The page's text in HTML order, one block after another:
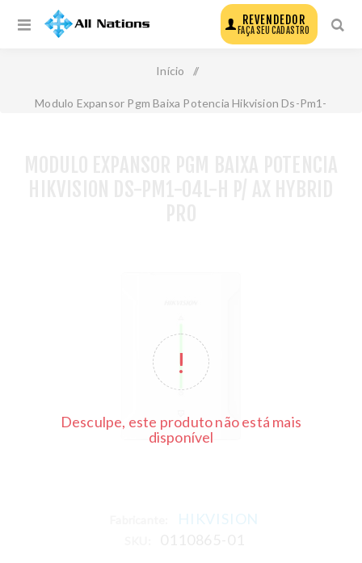
REVENDEDOR
FAÇA SEU CADASTRO
Início /
Modulo Expansor Pgm Baixa Potencia Hikvision Ds-Pm1-
Desculpe, este produto não está mais
disponível
HIKVISION